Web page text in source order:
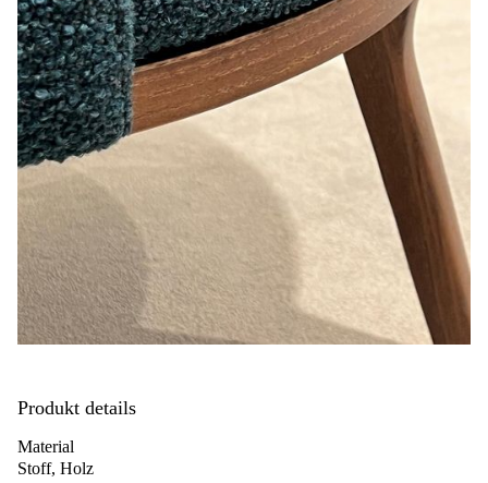
Produkt details
Material
Stoff, Holz